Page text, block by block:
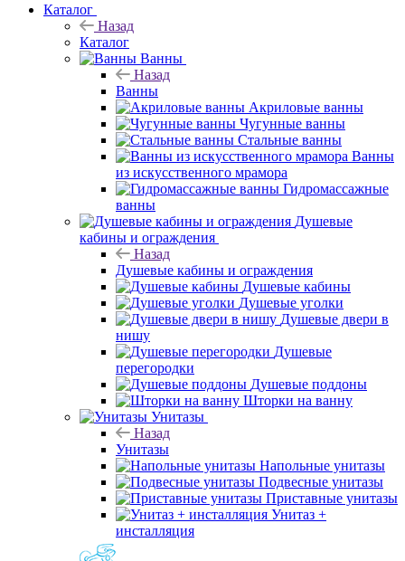
Каталог
Назад
Каталог
Ванны
Назад
Ванны
Акриловые ванны
Чугунные ванны
Стальные ванны
Ванны
из искусственного мрамора
Гидромассажные
ванны
Душевые
кабины и ограждения
Назад
Душевые кабины и ограждения
Душевые кабины
Душевые уголки
Душевые двери в
нишу
Душевые
перегородки
Душевые поддоны
Шторки на ванну
Унитазы
Назад
Унитазы
Напольные унитазы
Подвесные унитазы
Приставные унитазы
Унитаз +
инсталляция